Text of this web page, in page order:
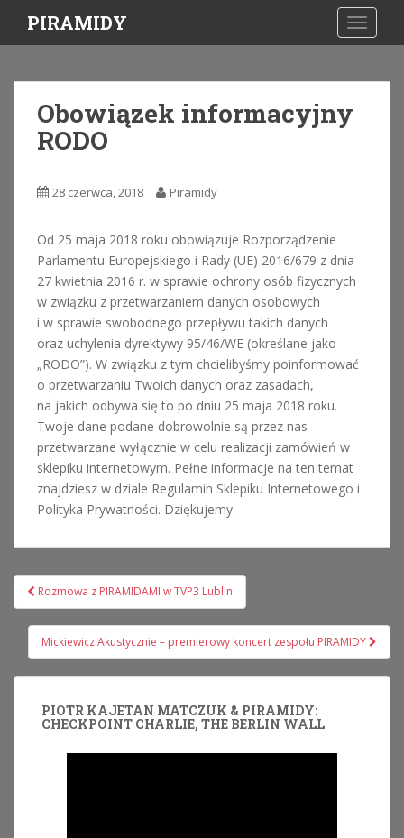
i
PIRAMIDY
Obowiązek informacyjny
RODO
28 czerwca, 2018 Piramidy
Od 25 maja 2018 roku obowiązuje Rozporządzenie
Parlamentu Europejskiego i Rady (UE) 2016/679 z dnia
27 kwietnia 2016 r. w sprawie ochrony osób fizycznych
w związku z przetwarzaniem danych osobowych
i w sprawie swobodnego przepływu takich danych
oraz uchylenia dyrektywy 95/46/WE (określane jako
„RODO”). W związku z tym chcielibyśmy poinformować
o przetwarzaniu Twoich danych oraz zasadach,
na jakich odbywa się to po dniu 25 maja 2018 roku.
Twoje dane podane dobrowolnie są przez nas
przetwarzane wyłącznie w celu realizacji zamówień w
sklepiku internetowym. Pełne informacje na ten temat
znajdziesz w dziale Regulamin Sklepiku Internetowego i
Polityka Prywatności. Dziękujemy.
Nawigacja
wpisu
Rozmowa z PIRAMIDAMI w TVP3 Lublin
Mickiewicz Akustycznie – premierowy koncert zespołu PIRAMIDY
PIOTR KAJETAN MATCZUK & PIRAMIDY:
CHECKPOINT CHARLIE, THE BERLIN WALL